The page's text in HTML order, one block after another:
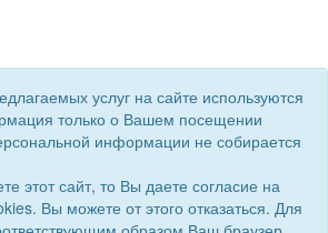
областная организация ВОС. Все
поддержке «Информационная сеть RD
услуг на сайте используются
только о Вашем посещении
информации не собирается
этот сайт, то Вы даете согласие на
Вы можете от этого отказаться. Для